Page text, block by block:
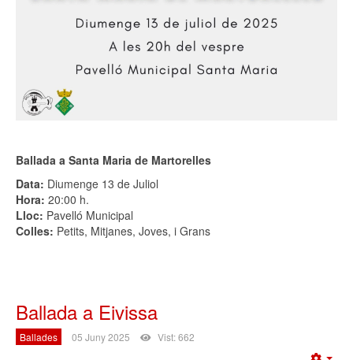
Ballada a Santa Maria de Martorelles
Data: Diumenge 13 de Juliol
Hora: 20:00 h.
Lloc: Pavelló Municipal
Colles: Petits, Mitjanes, Joves, i Grans
Ballada a Eivissa
Ballades 05 Juny 2025 Vist: 662